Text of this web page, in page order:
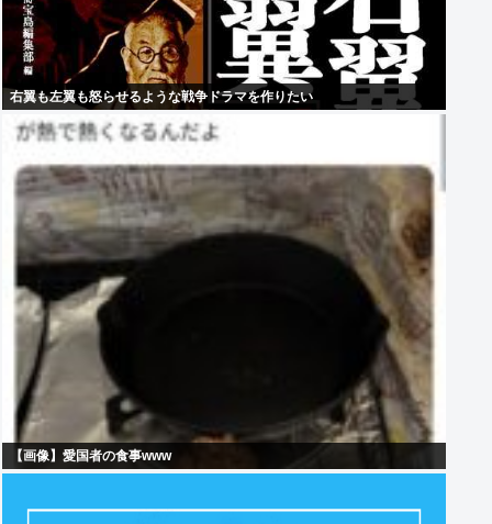
右翼も左翼も怒らせるような戦争ドラマを作りたい
【画像】愛国者の食事www